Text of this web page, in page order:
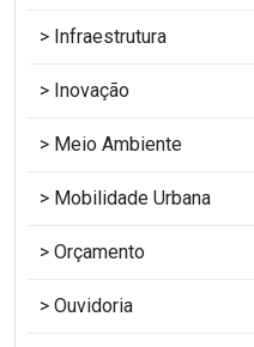
Infraestrutura
Inovação
Meio Ambiente
Mobilidade Urbana
Orçamento
Ouvidoria